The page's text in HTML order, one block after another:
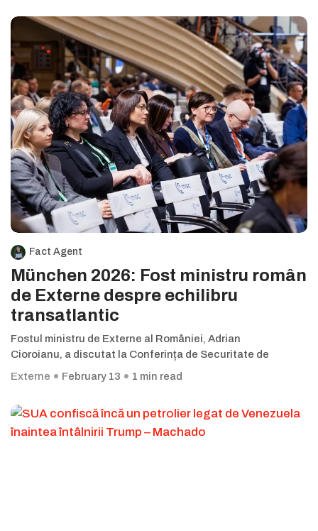
Fact Agent
München 2026: Fost ministru român
de Externe despre echilibru
transatlantic
Fostul ministru de Externe al României, Adrian
Cioroianu, a discutat la Conferința de Securitate de
Externe
February 13 1 min read